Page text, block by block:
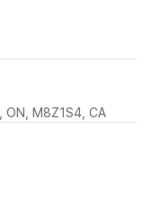
M8Z1S4, CA